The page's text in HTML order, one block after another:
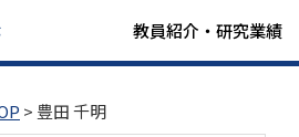
教員紹介・研究業績
> 豊田 千明